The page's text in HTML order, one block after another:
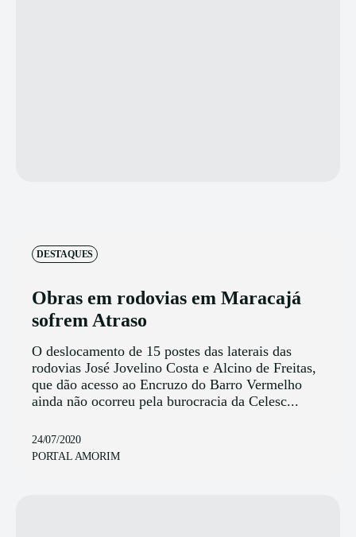
DESTAQUES
Obras em rodovias em Maracajá
sofrem Atraso
O deslocamento de 15 postes das laterais das
rodovias José Jovelino Costa e Alcino de Freitas,
que dão acesso ao Encruzo do Barro Vermelho
ainda não ocorreu pela burocracia da Celesc...
24/07/2020
PORTAL AMORIM